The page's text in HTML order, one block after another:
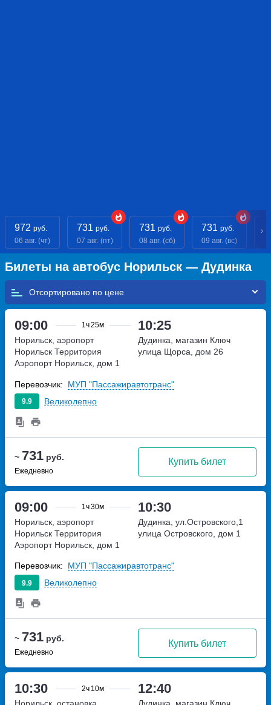
972 руб.
06 авг. (чт)
731 руб.
07 авг. (пт)
731 руб.
08 авг. (сб)
731 руб.
09 авг. (вс)
Билеты на автобус Норильск — Дудинка
Отсортировано по
09:00 1ч25м 10:25
~ 731 руб.
Ежедневно
Купить билет
Норильск, аэропорт
Норильск Территория
Аэропорт Норильск, дом 1
Дудинка, магазин Ключ
улица Щорса, дом 26
9.9 Великолепно
Перевозчик: МУП "Пассажиравтотранс"
09:00 1ч30м 10:30
~ 731 руб.
Ежедневно
Купить билет
Норильск, аэропорт
Норильск Территория
Аэропорт Норильск, дом 1
Дудинка, ул.Островского,1
улица Островского, дом 1
9.9 Великолепно
Перевозчик: МУП "Пассажиравтотранс"
10:30 2ч 10м 12:40